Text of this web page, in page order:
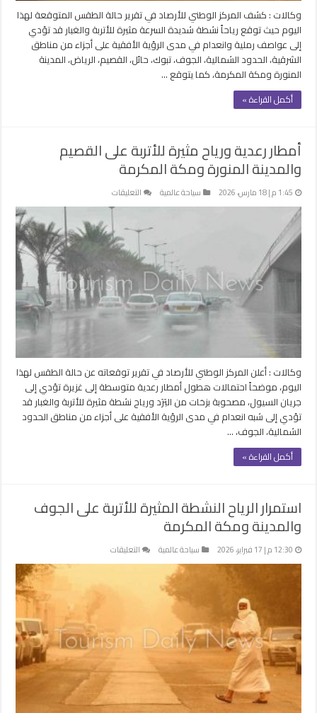
وكالات : كشف المركز الوطني للأرصاد في تقرير حالة الطقس المتوقعة لهذا
اليوم حيث توقع رياحاً نشطة شديدة السرعة مثيرة للأتربة والغبار قد تؤدي
إلى عواصف رملية وانعدام في مدى الرؤية الأفقية على أجزاء من مناطق
الشرقية، الحدود الشمالية، الجوف، تبوك، حائل، القصيم، الرياض، المدينة
المنورة ومكة المكرمة، كما يتوقع …
أكمل القراءة »
أمطار رعدية ورياح مثيرة للأتربة على القصيم
والمدينة المنورة ومكة المكرمة
1:45 م | 18 مارس، 2026 سياحة عالمية التعليقات
أمطار
رعدية
ورياح
مثيرة
للأتربة
على
القصيم
والمدينة
المنورة
مغلقة
وكالات : أعلن المركز الوطني للأرصاد في تقرير توقعاته عن حالة الطقس لهذا
اليوم، موضحاً احتمالات هطول أمطار رعدية متوسطة إلى غزيرة تؤدي إلى
جريان السيول، مصحوبة بزخات من البَرَد ورياح نشطة مثيرة للأتربة والغبار قد
تؤدي إلى شبه انعدام في مدى الرؤية الأفقية على أجزاء من مناطق الحدود
الشمالية، الجوف، …
أكمل القراءة »
استمرار الرياح النشطة المثيرة للأتربة على الجوف
والمدينة ومكة المكرمة
12:30 م | 17 فبراير، 2026 سياحة عالمية التعليقات
استمرار
النشطة
على
الجوف
والمدينة
ومكة
المكرمة
مغلقة